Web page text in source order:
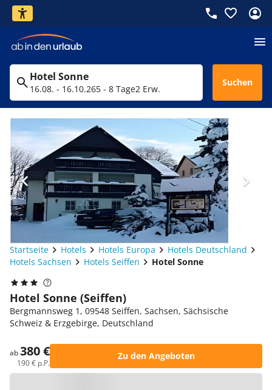
Hotel Sonne
16.08. - 16.10.265 - 8 Tage2 Erw.
Suchen
Startseite Hotels Hotels Europa
Hotels Deutschland
Hotels Sachsen
Hotels Seiffen Hotel Sonne
Hotel Sonne (Seiffen)
Bergmannsweg 1, 09548 Seiffen, Sachsen, Sächsische
Schweiz & Erzgebirge, Deutschland
ab380 €
190 € p.P.
Zu den Angeboten